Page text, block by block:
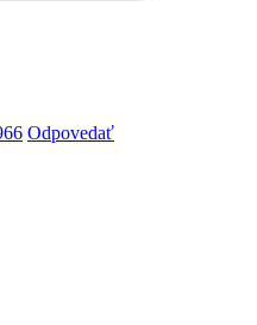
Odpovedať